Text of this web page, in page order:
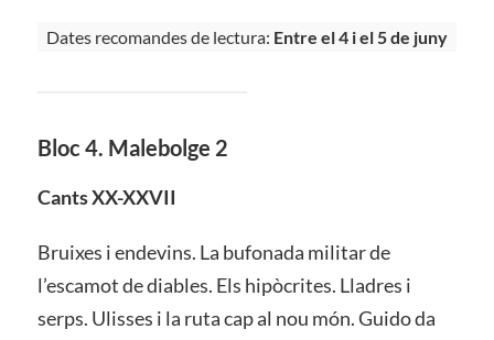
Dates recomandes de lectura: Entre el 4 i el 5 de juny
Bloc 4. Malebolge 2
Cants XX-XXVII
Bruixes i endevins. La bufonada militar de
l’escamot de diables. Els hipòcrites. Lladres i
serps. Ulisses i la ruta cap al nou món. Guido da